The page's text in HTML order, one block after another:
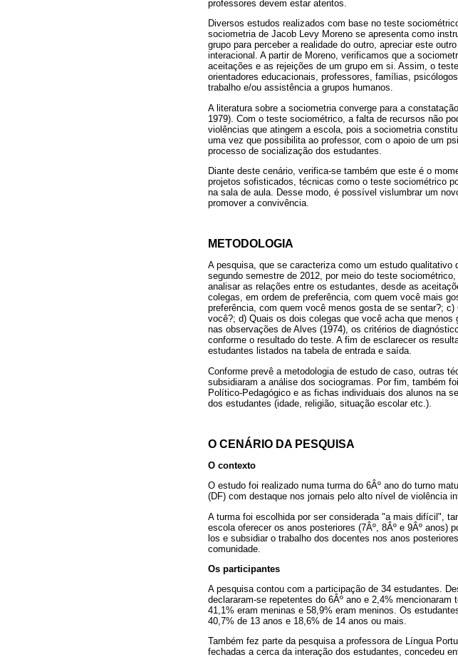
professores devem estar atentos.
Diversos estudos realizados com base no teste
sociometria de Jacob Levy Moreno se apresenta como
grupo para perceber a realidade do outro, apreciar este
interacional. A partir de Moreno, verificamos que a
aceitações e as rejeições de um grupo em si. Assim, o
orientadores educacionais, professores, famílias,
trabalho e/ou assistência a grupos humanos.
A literatura sobre a sociometria converge para a
1979). Com o teste sociométrico, a falta de recursos não
violências que atingem a escola, pois a sociometria
uma vez que possibilita ao professor, com o apoio de um
processo de socialização dos estudantes.
Diante deste cenário, verifica-se também que este é o
projetos sofisticados, técnicas como o teste sociométrico
na sala de aula. Desse modo, é possível vislumbrar um
promover a convivência.
METODOLOGIA
A pesquisa, que se caracteriza como um estudo
segundo semestre de 2012, por meio do teste
analisar as relações entre os estudantes, desde as
colegas, em ordem de preferência, com quem você mais
preferência, com quem você menos gosta de se sentar?;
você?; d) Quais os dois colegas que você acha que
nas observações de Alves (1974), os critérios de
conforme o resultado do teste. A fim de esclarecer os
estudantes listados na tabela de entrada e saída.
Conforme prevê a metodologia de estudo de caso, outras
subsidiaram a análise dos sociogramas. Por fim, também
Político-Pedagógico e as fichas individuais dos alunos na
dos estudantes (idade, religião, situação escolar etc.).
O CENÁRIO DA PESQUISA
O contexto
O estudo foi realizado numa turma do 6Âº ano do turno
(DF) com destaque nos jornais pelo alto nível de violência
A turma foi escolhida por ser considerada "a mais difícil",
escola oferecer os anos posteriores (7Âº, 8Âº e 9Âº anos)
los e subsidiar o trabalho dos docentes nos anos
comunidade.
Os participantes
A pesquisa contou com a participação de 34 estudantes.
declararam-se repetentes do 6Âº ano e 2,4%
41,1% eram meninas e 58,9% eram meninos. Os
40,7% de 13 anos e 18,6% de 14 anos ou mais.
Também fez parte da pesquisa a professora de Língua
fechadas a cerca da interação dos estudantes, concedeu